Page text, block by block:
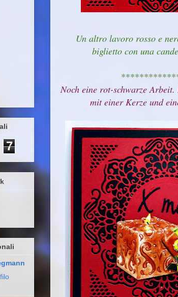
Un altro lavoro rosso e
biglietto con una
Noch eine rot-schwarze
mit einer Kerze und
7